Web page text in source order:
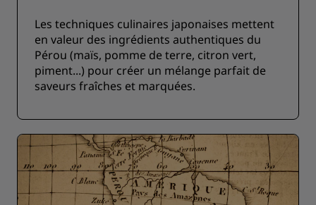
Les techniques culinaires japonaises mettent
en valeur des ingrédients authentiques du
Pérou (maïs, pomme de terre, citron vert,
piment...) pour créer un mélange parfait de
saveurs fraîches et marquées.